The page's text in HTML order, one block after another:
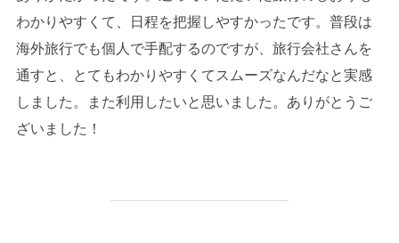
わかりやすくて、日程を把握しやすかったです。普段は
海外旅行でも個人で手配するのですが、旅行会社さんを
通すと、とてもわかりやすくてスムーズなんだなと実感
しました。また利用したいと思いました。ありがとうご
ざいました！